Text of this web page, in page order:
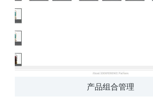
产品组合管理